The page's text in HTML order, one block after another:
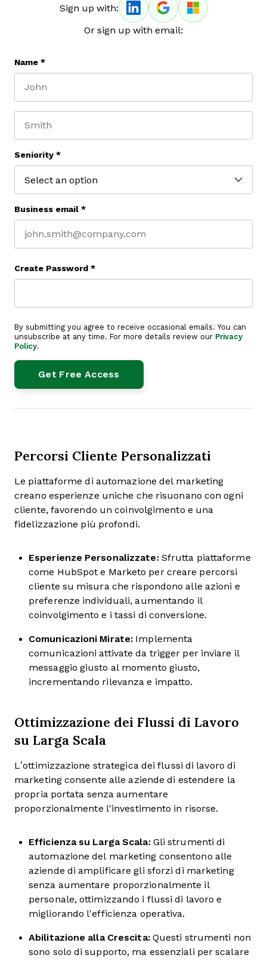
Sign up with:
Or sign up with email:
Name *
Seniority *
Business email *
Create Password *
By submitting you agree to receive occasional emails. You can
unsubscribe at any time. For more details review our Privacy
Policy.
Percorsi Cliente Personalizzati
Le piattaforme di automazione del marketing
creano esperienze uniche che risuonano con ogni
cliente, favorendo un coinvolgimento e una
fidelizzazione più profondi.
Esperienze Personalizzate:Sfrutta piattaforme
come HubSpot e Marketo per creare percorsi
cliente su misura che rispondono alle azioni e
preferenze individuali, aumentando il
coinvolgimento e i tassi di conversione.
Comunicazioni Mirate: Implementa
comunicazioni attivate da trigger per inviare il
messaggio giusto al momento giusto,
incrementando rilevanza e impatto.
Ottimizzazione dei Flussi di Lavoro
su Larga Scala
L’ottimizzazione strategica dei flussi di lavoro di
marketing consente alle aziende di estendere la
propria portata senza aumentare
proporzionalmente l'investimento in risorse.
Efficienza su Larga Scala:Gli strumenti di
automazione del marketing consentono alle
aziende di amplificare gli sforzi di marketing
senza aumentare proporzionalmente il
personale, ottimizzando i flussi di lavoro e
migliorando l'efficienza operativa.
Abilitazione alla Crescita:Questi strumenti non
sono solo di supporto, ma essenziali per scalare